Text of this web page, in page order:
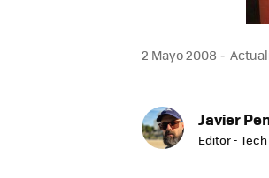
2 Mayo 2008
Javier
Editor - Tech